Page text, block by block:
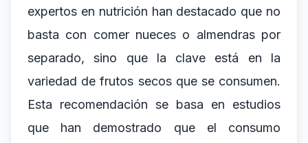
expertos en nutrición han destacado que no
basta con comer nueces o almendras por
separado, sino que la clave está en la
variedad de frutos secos que se consumen.
Esta recomendación se basa en estudios
que han demostrado que el consumo